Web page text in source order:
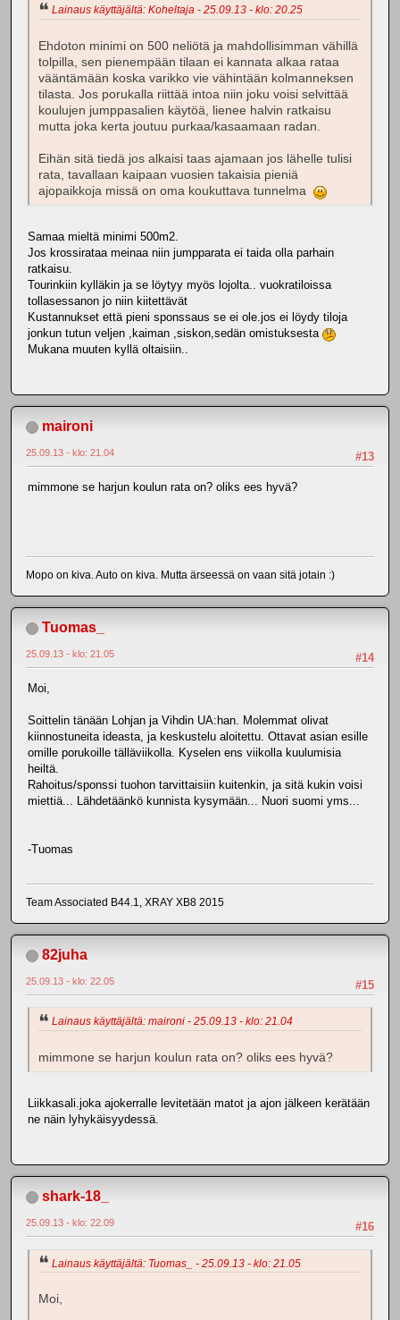
Lainaus käyttäjältä: Koheltaja - 25.09.13 - klo: 20.25
Ehdoton minimi on 500 neliötä ja mahdollisimman vähillä
tolpilla, sen pienempään tilaan ei kannata alkaa rataa
vääntämään koska varikko vie vähintään kolmanneksen
tilasta. Jos porukalla riittää intoa niin joku voisi selvittää
koulujen jumppasalien käytöä, lienee halvin ratkaisu
mutta joka kerta joutuu purkaa/kasaamaan radan.
Eihän sitä tiedä jos alkaisi taas ajamaan jos lähelle tulisi
rata, tavallaan kaipaan vuosien takaisia pieniä
ajopaikkoja missä on oma koukuttava tunnelma
Samaa mieltä minimi 500m2.
Jos krossirataa meinaa niin jumpparata ei taida olla parhain
ratkaisu.
Tourinkiin kylläkin ja se löytyy myös lojolta.. vuokratiloissa
tollasessanon jo niin kiitettävät
Kustannukset että pieni sponssaus se ei ole.jos ei löydy tiloja
jonkun tutun veljen ,kaiman ,siskon,sedän omistuksesta
Mukana muuten kyllä oltaisiin..
maironi
#13
25.09.13 - klo: 21.04
mimmone se harjun koulun rata on? oliks ees hyvä?
Mopo on kiva. Auto on kiva. Mutta ärseessä on vaan sitä jotain :)
Tuomas_
#14
25.09.13 - klo: 21.05
Moi,
Soittelin tänään Lohjan ja Vihdin UA:han. Molemmat olivat
kiinnostuneita ideasta, ja keskustelu aloitettu. Ottavat asian esille
omille porukoille tälläviikolla. Kyselen ens viikolla kuulumisia
heiltä.
Rahoitus/sponssi tuohon tarvittaisiin kuitenkin, ja sitä kukin voisi
miettiä... Lähdetäänkö kunnista kysymään... Nuori suomi yms...
-Tuomas
Team Associated B44.1, XRAY XB8 2015
82juha
#15
25.09.13 - klo: 22.05
Lainaus käyttäjältä: maironi - 25.09.13 - klo: 21.04
mimmone se harjun koulun rata on? oliks ees hyvä?
Liikkasali.joka ajokerralle levitetään matot ja ajon jälkeen kerätään
ne näin lyhykäisyydessä.
shark-18_
#16
25.09.13 - klo: 22.09
Lainaus käyttäjältä: Tuomas_ - 25.09.13 - klo: 21.05
Moi,